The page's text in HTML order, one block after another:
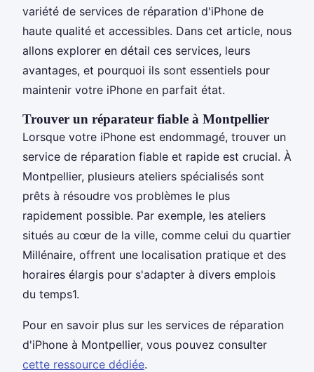
variété de services de réparation d'iPhone de
haute qualité et accessibles. Dans cet article, nous
allons explorer en détail ces services, leurs
avantages, et pourquoi ils sont essentiels pour
maintenir votre iPhone en parfait état.
Trouver un réparateur fiable à Montpellier
Lorsque votre iPhone est endommagé, trouver un
service de réparation fiable et rapide est crucial. À
Montpellier, plusieurs ateliers spécialisés sont
prêts à résoudre vos problèmes le plus
rapidement possible. Par exemple, les ateliers
situés au cœur de la ville, comme celui du quartier
Millénaire, offrent une localisation pratique et des
horaires élargis pour s'adapter à divers emplois
du temps1.
Pour en savoir plus sur les services de réparation
d'iPhone à Montpellier, vous pouvez consulter
cette ressource dédiée.